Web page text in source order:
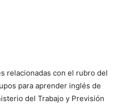
relacionadas con el rubro del
para aprender inglés de
del Trabajo y Previsión